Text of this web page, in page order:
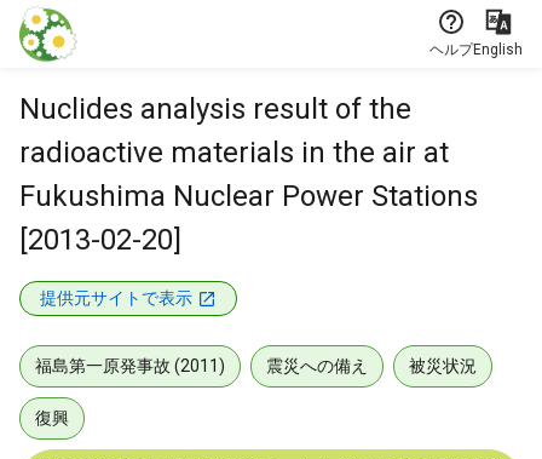
本文に飛ぶ
ヘルプEnglish
Nuclides analysis result of the
radioactive materials in the air at
Fukushima Nuclear Power Stations
[2013-02-20]
提供元サイトで表示
福島第一原発事故 (2011) 震災への備え 被災状況
復興